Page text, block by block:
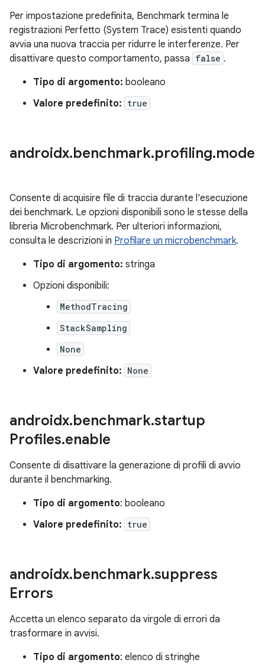
Per impostazione predefinita, Benchmark termina le
registrazioni Perfetto (System Trace) esistenti quando
avvia una nuova traccia per ridurre le interferenze. Per
disattivare questo comportamento, passa false .
Tipo di argomento: booleano
Valore predefinito: true
androidx.benchmark.profiling.mode
Consente di acquisire file di traccia durante l'esecuzione
dei benchmark. Le opzioni disponibili sono le stesse della
libreria Microbenchmark. Per ulteriori informazioni,
consulta le descrizioni in Profilare un microbenchmark.
Tipo di argomento: stringa
Opzioni disponibili:
MethodTracing
StackSampling
None
Valore predefinito: None
androidx.benchmark.startup
Profiles.enable
Consente di disattivare la generazione di profili di avvio
durante il benchmarking.
Tipo di argomento: booleano
Valore predefinito: true
androidx.benchmark.suppress
Errors
Accetta un elenco separato da virgole di errori da
trasformare in avvisi.
Tipo di argomento: elenco di stringhe